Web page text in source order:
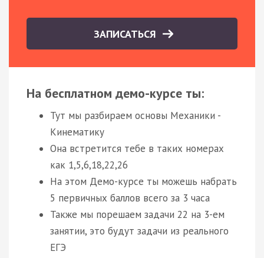
ЗАПИСАТЬСЯ
На бесплатном демо-курсе ты:
Тут мы разбираем основы Механики -
Кинематику
Она встретится тебе в таких номерах
как 1,5,6,18,22,26
На этом Демо-курсе ты можешь набрать
5 первичных баллов всего за 3 часа
Также мы порешаем задачи 22 на 3-ем
занятии, это будут задачи из реального
ЕГЭ